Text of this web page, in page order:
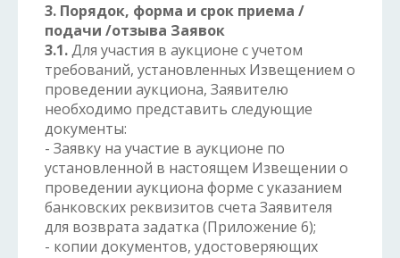
3. Порядок, форма и срок приема /
подачи /отзыва Заявок
3.1.Для участия в аукционе с учетом
требований, установленных Извещением о
проведении аукциона, Заявителю
необходимо представить следующие
документы:
- Заявку на участие в аукционе по
установленной в настоящем Извещении о
проведении аукциона форме с указанием
банковских реквизитов счета Заявителя
для возврата задатка (Приложение 6);
- копии документов, удостоверяющих